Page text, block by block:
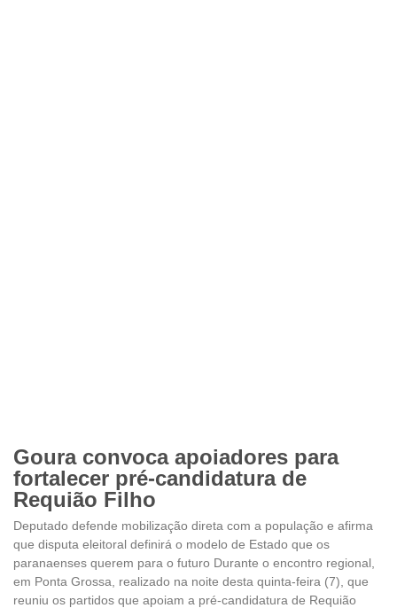
Goura convoca apoiadores para
fortalecer pré-candidatura de
Requião Filho
Deputado defende mobilização direta com a população e afirma
que disputa eleitoral definirá o modelo de Estado que os
paranaenses querem para o futuro Durante o encontro regional,
em Ponta Grossa, realizado na noite desta quinta-feira (7), que
reuniu os partidos que apoiam a pré-candidatura de Requião